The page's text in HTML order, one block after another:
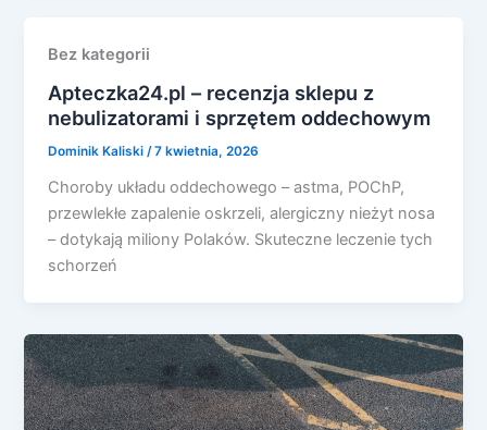
Bez kategorii
Apteczka24.pl – recenzja sklepu z
nebulizatorami i sprzętem oddechowym
Dominik Kaliski/7 kwietnia, 2026
Choroby układu oddechowego – astma, POChP,
przewlekłe zapalenie oskrzeli, alergiczny nieżyt nosa
– dotykają miliony Polaków. Skuteczne leczenie tych
schorzeń